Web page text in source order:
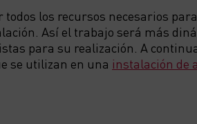
los recursos necesarios
Así el trabajo será más
para su realización. A
se utilizan en una instalación de